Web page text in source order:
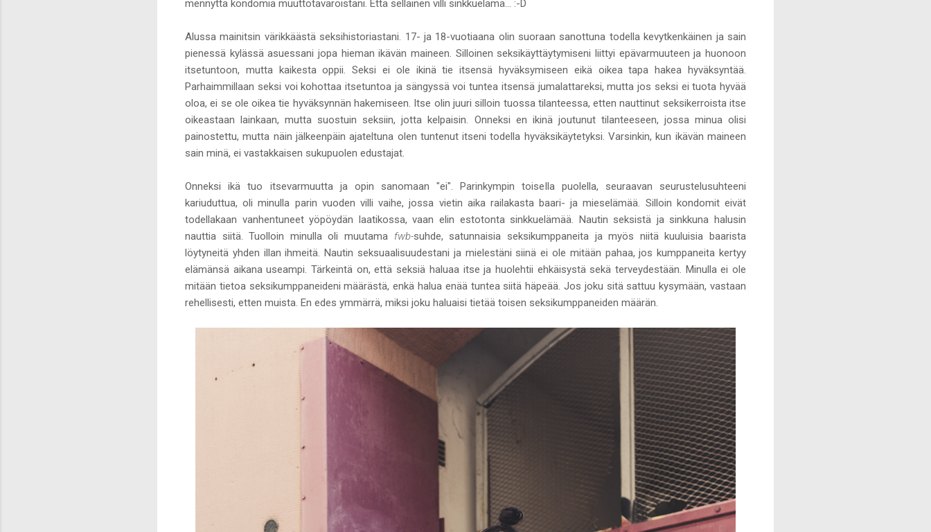
mennyttä kondomia muuttotavaroistani. Että sellainen villi sinkkuelämä... :-D
Alussa mainitsin värikkäästä seksihistoriastani. 17- ja 18-vuotiaana olin suoraan sanottuna todella kevytkenkäinen ja sain
pienessä kylässä asuessani jopa hieman ikävän maineen. Silloinen seksikäyttäytymiseni liittyi epävarmuuteen ja huonoon
itsetuntoon, mutta kaikesta oppii. Seksi ei ole ikinä tie itsensä hyväksymiseen eikä oikea tapa hakea hyväksyntää.
Parhaimmillaan seksi voi kohottaa itsetuntoa ja sängyssä voi tuntea itsensä jumalattareksi, mutta jos seksi ei tuota hyvää
oloa, ei se ole oikea tie hyväksynnän hakemiseen. Itse olin juuri silloin tuossa tilanteessa, etten nauttinut seksikerroista itse
oikeastaan lainkaan, mutta suostuin seksiin, jotta kelpaisin. Onneksi en ikinä joutunut tilanteeseen, jossa minua olisi
painostettu, mutta näin jälkeenpäin ajateltuna olen tuntenut itseni todella hyväksikäytetyksi. Varsinkin, kun ikävän maineen
sain minä, ei vastakkaisen sukupuolen edustajat.
Onneksi ikä tuo itsevarmuutta ja opin sanomaan "ei". Parinkympin toisella puolella, seuraavan seurustelusuhteeni
kariuduttua, oli minulla parin vuoden villi vaihe, jossa vietin aika railakasta baari- ja mieselämää. Silloin kondomit eivät
todellakaan vanhentuneet yöpöydän laatikossa, vaan elin estotonta sinkkuelämää. Nautin seksistä ja sinkkuna halusin
nauttia siitä. Tuolloin minulla oli muutama fwb-suhde, satunnaisia seksikumppaneita ja myös niitä kuuluisia baarista
löytyneitä yhden illan ihmeitä. Nautin seksuaalisuudestani ja mielestäni siinä ei ole mitään pahaa, jos kumppaneita kertyy
elämänsä aikana useampi. Tärkeintä on, että seksiä haluaa itse ja huolehtii ehkäisystä sekä terveydestään. Minulla ei ole
mitään tietoa seksikumppaneideni määrästä, enkä halua enää tuntea siitä häpeää. Jos joku sitä sattuu kysymään, vastaan
rehellisesti, etten muista. En edes ymmärrä, miksi joku haluaisi tietää toisen seksikumppaneiden määrän.